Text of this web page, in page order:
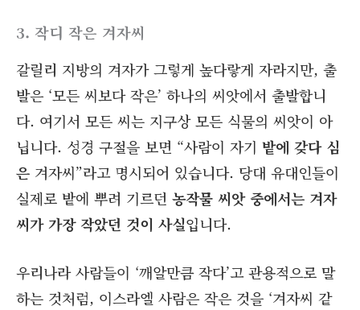
3. 작디 작은 겨자씨
갈릴리 지방의 겨자가 그렇게 높다랗게 자라지만, 출
발은 ‘모든 씨보다 작은’ 하나의 씨앗에서 출발합니
다. 여기서 모든 씨는 지구상 모든 식물의 씨앗이 아
닙니다. 성경 구절을 보면 “사람이 자기 밭에 갖다 심
은 겨자씨”라고 명시되어 있습니다. 당대 유대인들이
실제로 밭에 뿌려 기르던 농작물 씨앗 중에서는 겨자
씨가 가장 작았던 것이 사실입니다.
우리나라 사람들이 ‘깨알만큼 작다’고 관용적으로 말
하는 것처럼, 이스라엘 사람은 작은 것을 ‘겨자씨 같